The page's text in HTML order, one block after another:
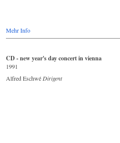
Mehr Info
CD - new year's day concert in vienna
1991
Alfred Eschwé Dirigent